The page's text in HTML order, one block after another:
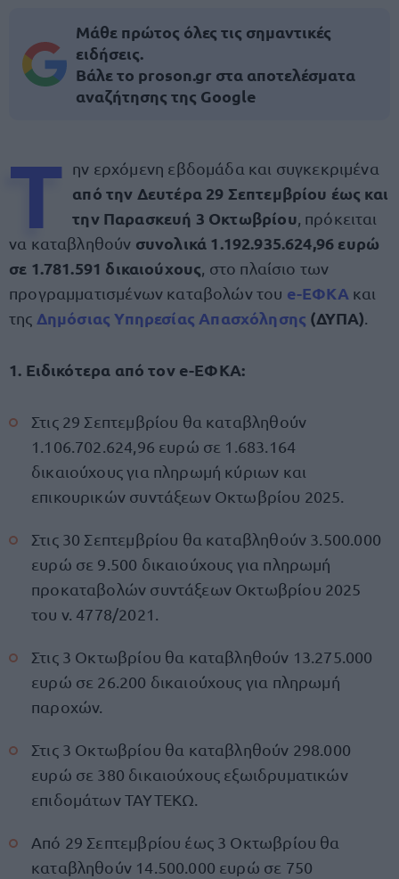
Μάθε πρώτος όλες τις σημαντικές
ειδήσεις.
Βάλε το proson.gr στα αποτελέσματα
αναζήτησης της Google
Τ ην ερχόμενη εβδομάδα και συγκεκριμένα
από την Δευτέρα 29 Σεπτεμβρίου έως και
την Παρασκευή 3 Οκτωβρίου , πρόκειται
να καταβληθούν συνολικά 1.192.935.624,96 ευρώ
σε 1.781.591 δικαιούχους , στο πλαίσιο των
προγραμματισμένων καταβολών του e-ΕΦΚΑ και
της Δημόσιας Υπηρεσίας Απασχόλησης (ΔΥΠΑ)
1. Ειδικότερα από τον e-ΕΦΚΑ:
Στις 29 Σεπτεμβρίου θα καταβληθούν
1.106.702.624,96 ευρώ σε 1.683.164
δικαιούχους για πληρωμή κύριων και
επικουρικών συντάξεων Οκτωβρίου 2025.
Στις 30 Σεπτεμβρίου θα καταβληθούν 3.500.000
ευρώ σε 9.500 δικαιούχους για πληρωμή
προκαταβολών συντάξεων Οκτωβρίου 2025
του ν. 4778/2021.
Στις 3 Οκτωβρίου θα καταβληθούν 13.275.000
ευρώ σε 26.200 δικαιούχους για πληρωμή
παροχών.
Στις 3 Οκτωβρίου θα καταβληθούν 298.000
ευρώ σε 380 δικαιούχους εξωιδρυματικών
επιδομάτων ΤΑΥΤΕΚΩ.
Από 29 Σεπτεμβρίου έως 3 Οκτωβρίου θα
καταβληθούν 14.500.000 ευρώ σε 750